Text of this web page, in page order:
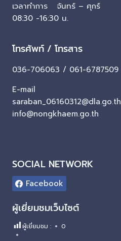
เวลาทำการ จันทร์ – ศุกร์
08:30 -16:30 น.
โทรศัพท์ / โทรสาร
036-706063 / 061-6787509
E-mail
saraban_06160312@dla.go.th
info@nongkhaem.go.th
SOCIAL NETWORK
Facebook
ผู้เยี่ยมชมเว็บไซต์
ผู้เยี่ยมชม : 0